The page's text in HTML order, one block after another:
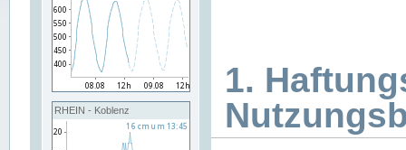
RHEIN - Koblenz
1.